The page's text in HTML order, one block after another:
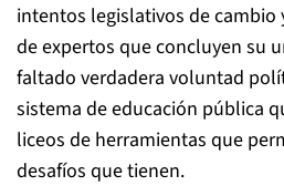
intentos legislativos de cambio
de expertos que concluyen su
faltado verdadera voluntad
sistema de educación pública
liceos de herramientas que
desafíos que tienen.